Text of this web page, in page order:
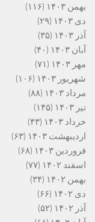
بهمن ۱۴۰۳
(۱۱۶)
دی ۱۴۰۳
(۲۹)
آذر ۱۴۰۳
(۳۵)
آبان ۱۴۰۳
(۴۰)
مهر ۱۴۰۳
(۷۱)
شهریور ۱۴۰۳
(۱۰۶)
مرداد ۱۴۰۳
(۸۸)
تیر ۱۴۰۳
(۱۴۵)
خرداد ۱۴۰۳
(۴۳)
اردیبهشت ۱۴۰۳
(۶۳)
فروردین ۱۴۰۳
(۶۸)
اسفند ۱۴۰۲
(۷۷)
بهمن ۱۴۰۲
(۳۴)
دی ۱۴۰۲
(۶۶)
آذر ۱۴۰۲
(۵۲)